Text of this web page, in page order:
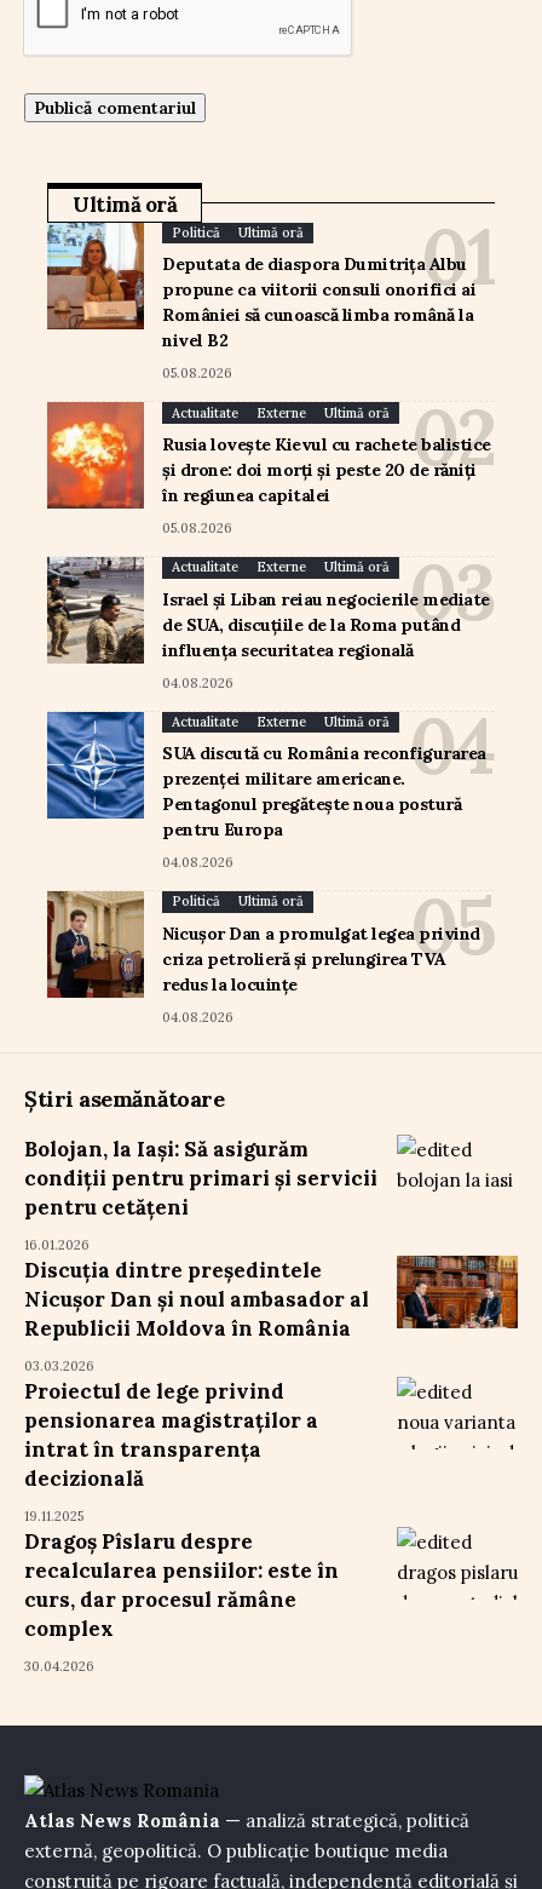
Ultimă oră
Politică Ultimă oră
Deputata de diaspora Dumitrița Albu
propune ca viitorii consuli onorifici ai
României să cunoască limba română la
nivel B2
05.08.2026
Actualitate Externe Ultimă oră
Rusia lovește Kievul cu rachete balistice
și drone: doi morți și peste 20 de răniți
în regiunea capitalei
05.08.2026
Actualitate Externe Ultimă oră
Israel și Liban reiau negocierile mediate
de SUA, discuțiile de la Roma putând
influența securitatea regională
04.08.2026
Actualitate Externe Ultimă oră
SUA discută cu România reconfigurarea
prezenței militare americane.
Pentagonul pregătește noua postură
pentru Europa
04.08.2026
Politică Ultimă oră
Nicușor Dan a promulgat legea privind
criza petrolieră și prelungirea TVA
redus la locuințe
04.08.2026
Știri asemănătoare
Bolojan, la Iași: Să asigurăm
condiții pentru primari și servicii
pentru cetățeni
16.01.2026
Discuția dintre președintele
Nicușor Dan și noul ambasador al
Republicii Moldova în România
03.03.2026
Proiectul de lege privind
pensionarea magistraților a
intrat în transparența
decizională
19.11.2025
Dragoș Pîslaru despre
recalcularea pensiilor: este în
curs, dar procesul rămâne
complex
30.04.2026
Atlas News România — analiză strategică, politică
externă, geopolitică. O publicație boutique media
construită pe rigoare factuală, independență editorială și